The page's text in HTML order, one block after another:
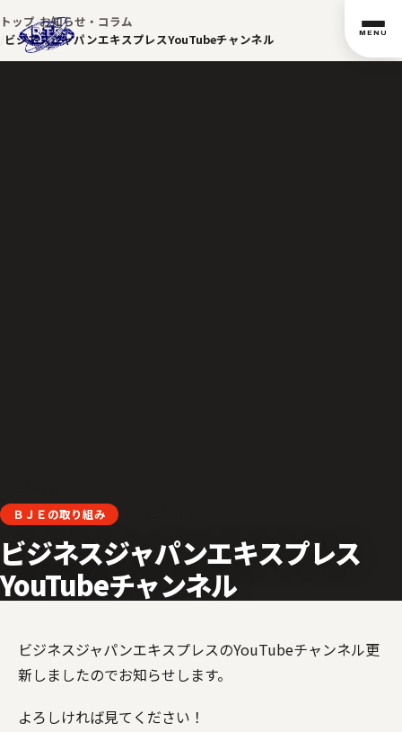
MENU
トップ お知らせ・コラム
ビジネスジャパンエキスプレスYouTubeチャンネル
ＢＪＥの取り組み
ビジネスジャパンエキスプレス
YouTubeチャンネル
ビジネスジャパンエキスプレスのYouTubeチャンネル更
新しましたのでお知らせします。
よろしければ見てください！